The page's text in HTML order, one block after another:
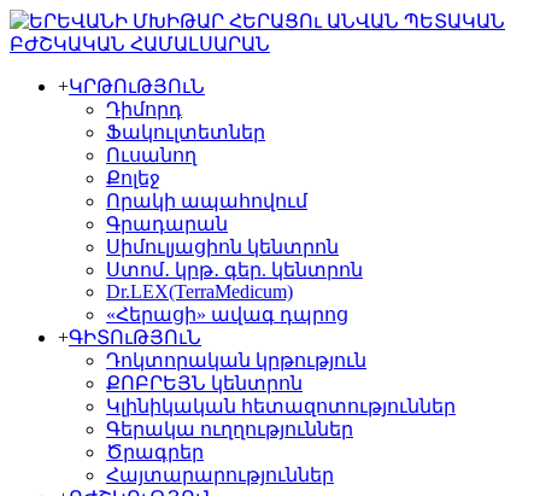
+ԿՐԹՈւԹՅՈւՆ
Դիմորդ
Ֆակուլտետներ
Ուսանող
Քոլեջ
Որակի ապահովում
Գրադարան
Սիմուլյացիոն կենտրոն
Ստոմ․ կրթ․ գեր. կենտրոն
Dr.LEX(TerraMedicum)
«Հերացի» ավագ դպրոց
+ԳԻՏՈւԹՅՈւՆ
Դոկտորական կրթություն
ՔՈԲՐԵՅՆ կենտրոն
Կլինիկական հետազոտություններ
Գերակա ուղղություններ
Ծրագրեր
Հայտարարություններ